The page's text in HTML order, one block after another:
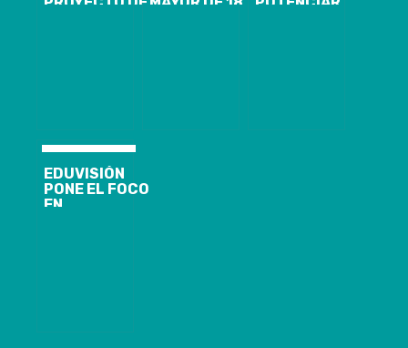
EDUVISIÓN
PONE EL FOCO
EN